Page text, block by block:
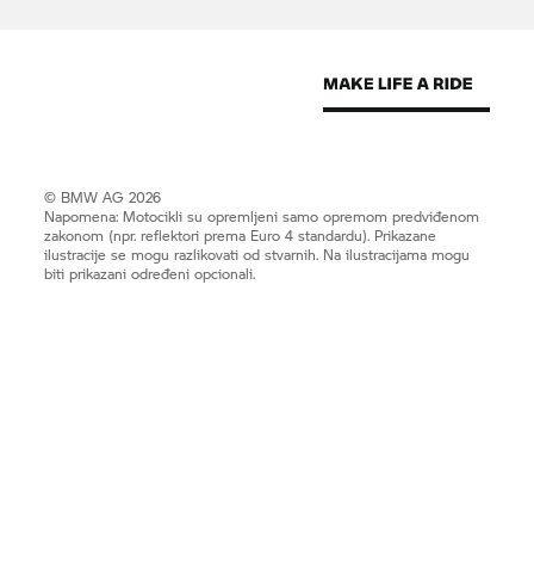
© BMW AG 2026
Napomena: Motocikli su opremljeni samo opremom predviđenom
zakonom (npr. reflektori prema Euro 4 standardu). Prikazane
ilustracije se mogu razlikovati od stvarnih. Na ilustracijama mogu
biti prikazani određeni opcionali.